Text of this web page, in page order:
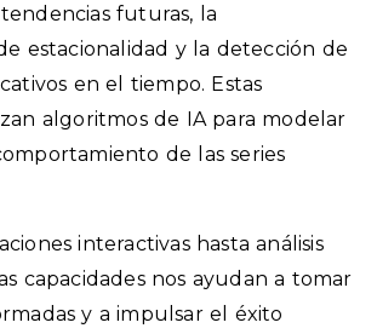
futuras, la
estacionalidad y la detección de
en el tiempo. Estas
algoritmos de IA para modelar
de las series
interactivas hasta análisis
capacidades nos ayudan a tomar
y a impulsar el éxito